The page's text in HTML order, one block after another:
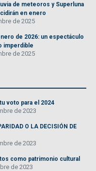
de meteoros y Superluna
en enero
de 2025
de 2026: un espectáculo
imperdible
de 2025
voto para el 2024
de 2023
O LA DECISIÓN DE
de 2023
como patrimonio cultural
de 2023